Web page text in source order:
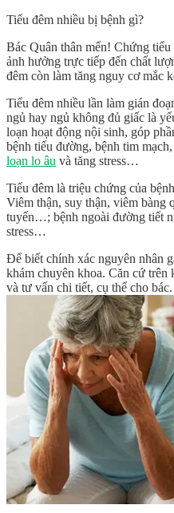
Tiểu đêm nhiều bị bệnh gì?
Bác Quân thân mến! Chứng
ảnh hưởng trực tiếp đến chất
đêm còn làm tăng nguy cơ mắc
Tiểu đêm nhiều lần làm gián
ngủ hay ngủ không đủ giấc là
loạn hoạt động nội sinh, góp
bệnh tiểu đường, bệnh tim
loạn lo âu và tăng stress…
Tiểu đêm là triệu chứng của
Viêm thận, suy thận, viêm bàng
tuyến…; bệnh ngoài đường tiết
stress…
Để biết chính xác nguyên nhân
khám chuyên khoa. Căn cứ trên
và tư vấn chi tiết, cụ thể cho bác.